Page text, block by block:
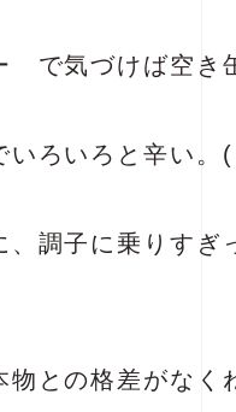
で気づけば空き
ろいろと辛い。(
、調子に乗りすぎ
物との格差が